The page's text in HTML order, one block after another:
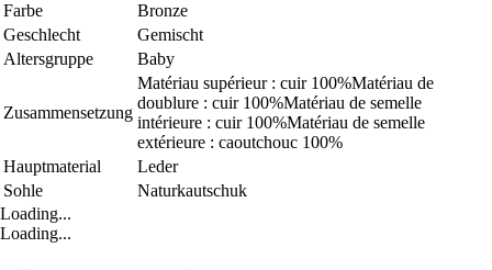
Farbe
Bronze
Geschlecht
Gemischt
Altersgruppe
Baby
Zusammensetzung
Matériau supérieur : cuir 100%Matériau de
doublure : cuir 100%Matériau de semelle
intérieure : cuir 100%Matériau de semelle
extérieure : caoutchouc 100%
Hauptmaterial
Leder
Sohle
Naturkautschuk
Loading...
Loading...